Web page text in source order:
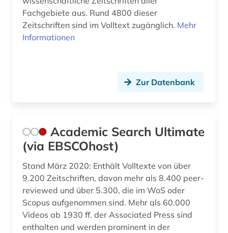
brandenburg (4)
buchführung (2)
bundesangestelltentarif (1)
bundesarbeitsgericht (1)
bundesarchiv (1)
Fachgebiete aus. Rund 4800 dieser
Zeitschriften sind im Volltext zugänglich. Mehr
Informationen
Zur Datenbank
Academic Search Ultimate
(via EBSCOhost)
Stand März 2020: Enthält Volltexte von über
9.200 Zeitschriften, davon mehr als 8.400 peer-
reviewed und über 5.300, die im WoS oder
Scopus aufgenommen sind. Mehr als 60.000
Videos ab 1930 ff. der Associated Press sind
enthalten und werden prominent in der